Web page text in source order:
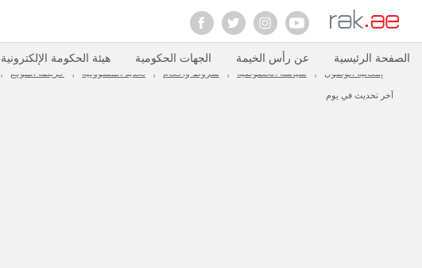
الصفحة الرئيسية عن رأس الخيمة الجهات الحكومية هيئة الحكومة الإلكترونية
حقوق الطبع والنشر محفوظة لحكومة رأس الخيمة – الحكومة الالكترونية 2004-2019
إمكانية الوصول | سياسة الخصوصية | شروط وأحكام | تحديد المسؤولية | خريطة الموقع |
آخر تحديث في يوم